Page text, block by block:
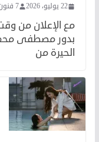
22 يوليو، 2026 7 فنون
مع الإعلان من
بدور مصطفى
الحيرة من